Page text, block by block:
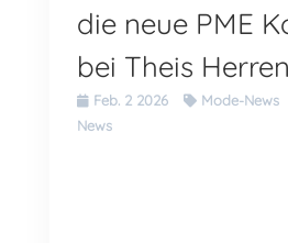
die neue PME
bei Theis
Feb. 2 2026 Mode-News
News